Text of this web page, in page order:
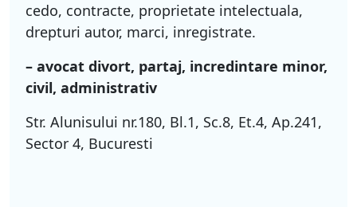
cedo, contracte, proprietate intelectuala,
drepturi autor, marci, inregistrate.
– avocat divort, partaj, incredintare minor,
civil, administrativ
Str. Alunisului nr.180, Bl.1, Sc.8, Et.4, Ap.241,
Sector 4, Bucuresti